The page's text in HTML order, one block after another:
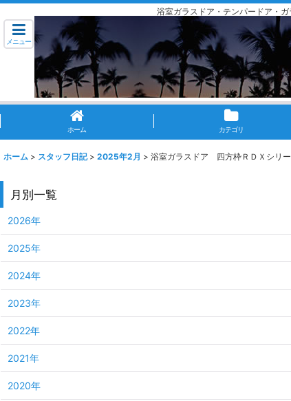
浴室ガラスドア・テンパードア・
メニュー
ホーム カテゴリ
ホーム > スタッフ日記 > 2025年2月 > 浴室ガラスドア 四方枠ＲＤＸシリ
月別一覧
2026年
2025年
2024年
2023年
2022年
2021年
2020年